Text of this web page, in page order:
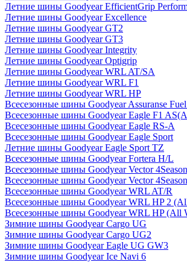
Летние шины Goodyear EfficientGrip
Летние шины Goodyear Excellence
Летние шины Goodyear GT2
Летние шины Goodyear GT3
Летние шины Goodyear Integrity
Летние шины Goodyear Optigrip
Летние шины Goodyear WRL AT/SA
Летние шины Goodyear WRL F1
Летние шины Goodyear WRL HP
Всесезонные шины Goodyear Assuranse
Всесезонные шины Goodyear Eagle F1
Всесезонные шины Goodyear Eagle RS-A
Всесезонные шины Goodyear Eagle Sport
Летние шины Goodyear Eagle Sport TZ
Всесезонные шины Goodyear Fortera H/L
Всесезонные шины Goodyear Vector
Всесезонные шины Goodyear Vector
Всесезонные шины Goodyear WRL AT/R
Всесезонные шины Goodyear WRL HP 2
Всесезонные шины Goodyear WRL HP (All
Зимние шины Goodyear Cargo UG
Зимние шины Goodyear Cargo UG2
Зимние шины Goodyear Eagle UG GW3
Зимние шины Goodyear Ice Navi 6